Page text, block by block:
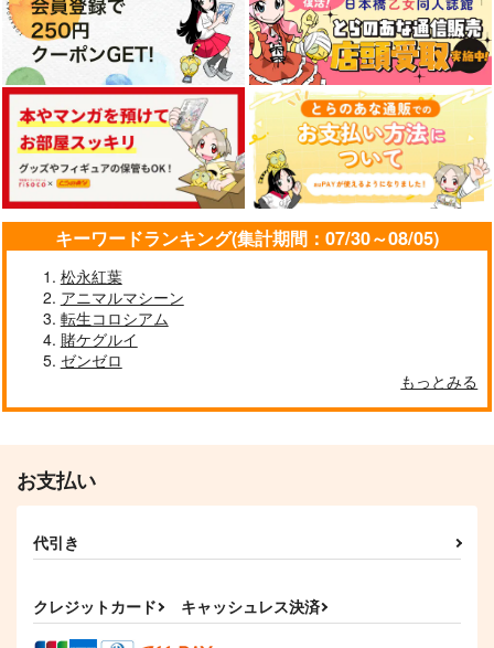
キーワードランキング(集計期間：07/30～08/05)
松永紅葉
アニマルマシーン
転生コロシアム
賭ケグルイ
ゼンゼロ
もっとみる
お支払い
代引き
クレジットカード キャッシュレス決済